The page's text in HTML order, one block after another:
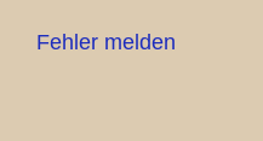
Fehler melden